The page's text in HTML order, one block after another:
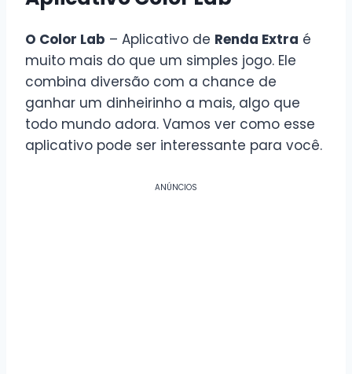
O Color Lab – Aplicativo de Renda Extra é
muito mais do que um simples jogo. Ele
combina diversão com a chance de
ganhar um dinheirinho a mais, algo que
todo mundo adora. Vamos ver como esse
aplicativo pode ser interessante para você.
ANÚNCIOS